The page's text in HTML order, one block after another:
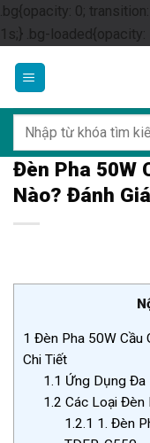
.bg{opacity: 0;
1s;} .bg-loaded{opacity:
kiếm:
Đèn Pha 50W
Nào? Đánh
1 Đèn Pha 50W Cầu
Chi Tiết
1.1 Ứng Dụng Đa
1.2 Các Loại Đèn
1.2.1 1. Đèn